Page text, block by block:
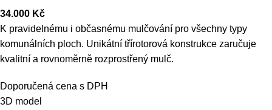
34.000 Kč
K pravidelnému i občasnému mulčování pro všechny typy
komunálních ploch. Unikátní třírotorová konstrukce zaručuje
kvalitní a rovnoměrně rozprostřený mulč.
Doporučená cena s DPH
3D model